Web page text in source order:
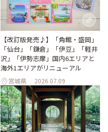
【改訂版発売♪】「角館・盛岡」
「仙台」「鎌倉」「伊豆」「軽井
沢」「伊勢志摩」国内6エリアと
海外1エリアがリニューアル
宮城県 2026.07.09